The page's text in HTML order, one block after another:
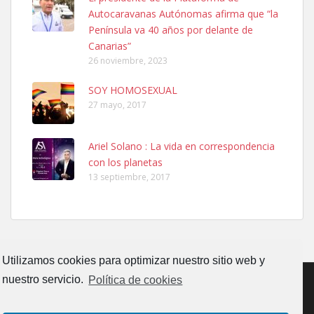
Utilizamos cookies para optimizar nuestro sitio web y
nuestro servicio. Política de cookies
PERRO MACHO RAZA SHIBA CON MICROCHIP PERDIDO HOY
06/07/2025 ZONA MESA Y LOPEZ. ES MUY ASUSTADIZO
Leales.org » Gran Canaria
6.7.2025
Ninfa perdida
El día 5 se los perdió una ninfa papillera, asustada tiene miedo a la
calle, se perdió por la zon...
Adopcion
Autocaravanas Autónomas afirma que “la
Península va 40 años por delante de
Canarias”
26 noviembre, 2023
SOY HOMOSEXUAL
27 mayo, 2017
Ariel Solano : La vida en correspondencia
con los planetas
13 septiembre, 2017